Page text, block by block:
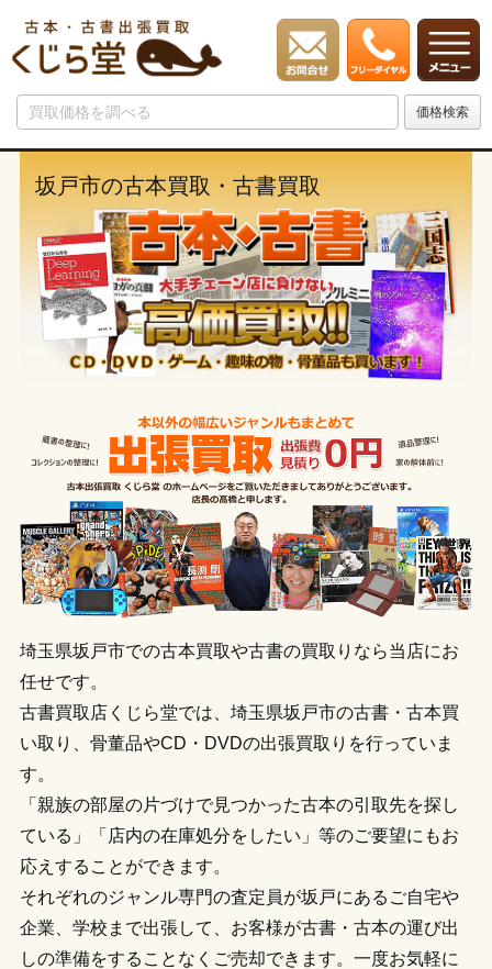
坂戸市の古本買取・古書買取
埼玉県坂戸市での古本買取や古書の買取りなら当店にお
任せです。
古書買取店くじら堂では、埼玉県坂戸市の古書・古本買
い取り、骨董品やCD・DVDの出張買取りを行っていま
す。
「親族の部屋の片づけで見つかった古本の引取先を探し
ている」「店内の在庫処分をしたい」等のご要望にもお
応えすることができます。
それぞれのジャンル専門の査定員が坂戸にあるご自宅や
企業、学校まで出張して、お客様が古書・古本の運び出
しの準備をすることなくご売却できます。一度お気軽に